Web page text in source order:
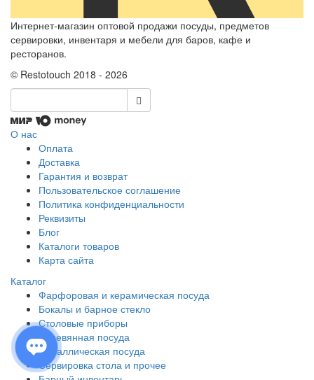
Интернет-магазин оптовой продажи посуды, предметов
сервировки, инвентаря и мебели для баров, кафе и
ресторанов.
© Restotouch 2018 - 2026
О нас
Оплата
Доставка
Гарантия и возврат
Пользовательское соглашение
Политика конфиденциальности
Реквизиты
Блог
Каталоги товаров
Карта сайта
Каталог
Фарфоровая и керамическая посуда
Бокалы и барное стекло
Столовые приборы
Деревянная посуда
Металлическая посуда
Сервировка стола и прочее